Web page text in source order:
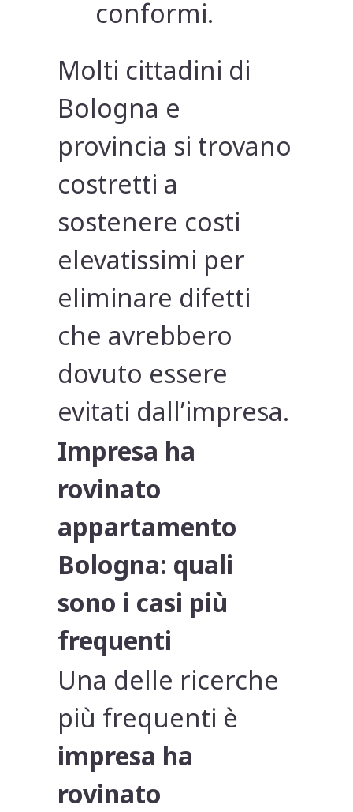
conformi.
Molti cittadini di
Bologna e
provincia si trovano
costretti a
sostenere costi
elevatissimi per
eliminare difetti
che avrebbero
dovuto essere
evitati dall’impresa.
Impresa ha
rovinato
appartamento
Bologna: quali
sono i casi più
frequenti
Una delle ricerche
più frequenti è
impresa ha
rovinato